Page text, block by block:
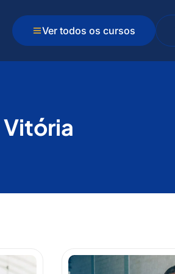
Ver todos os cursos
Vitória